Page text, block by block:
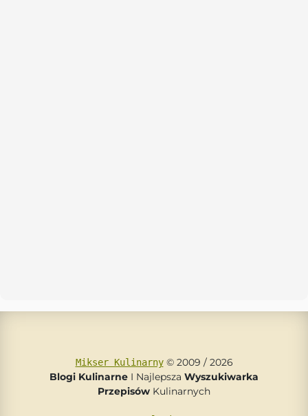
Mikser Kulinarny© 2009 / 2026
Blogi Kulinarne I Najlepsza Wyszukiwarka
Przepisów Kulinarnych